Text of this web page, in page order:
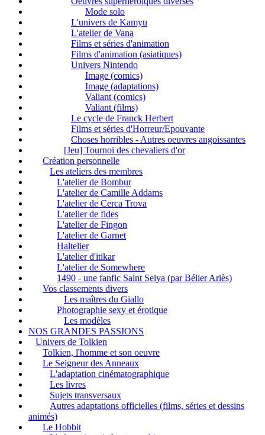
Mode solo
L'univers de Kamyu
L'atelier de Vana
Films et séries d'animation
Films d'animation (asiatiques)
Univers Nintendo
Image (comics)
Image (adaptations)
Valiant (comics)
Valiant (films)
Le cycle de Franck Herbert
Films et séries d'Horreur/Epouvante
Choses horribles - Autres oeuvres angoissantes
[Jeu] Tournoi des chevaliers d'or
Création personnelle
Les ateliers des membres
L'atelier de Bombur
L'atelier de Camille Addams
L'atelier de Cerca Trova
L'atelier de fides
L'atelier de Fingon
L'atelier de Garnet
Haltelier
L'atelier d'itikar
L'atelier de Somewhere
1490 - une fanfic Saint Seiya (par Bélier Ariès)
Vos classements divers
Les maîtres du Giallo
Photographie sexy et érotique
Les modèles
NOS GRANDES PASSIONS
Univers de Tolkien
Tolkien, l'homme et son oeuvre
Le Seigneur des Anneaux
L'adaptation cinématographique
Les livres
Sujets transversaux
Autres adaptations officielles (films, séries et dessins
animés)
Le Hobbit